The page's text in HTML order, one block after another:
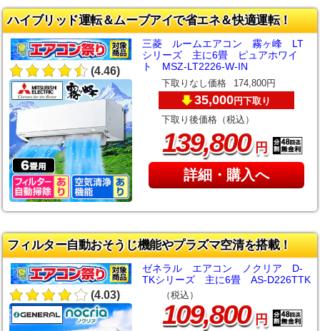
ハイブリッド運転＆ムーブアイで省エネ＆快適運転！
(4.46)
三菱 ルームエアコン 霧ヶ峰 LT
シリーズ 主に6畳 ピュアホワイ
ト MSZ-LT2226-W-IN
下取りなし価格 174,800円
35,000円下取り
下取り後価格（税込）
139,800円
詳細・購入へ
フィルター自動おそうじ機能やプラズマ空清を搭載！
(4.03)
ゼネラル エアコン ノクリア D-
TKシリーズ 主に6畳 AS-D226TTK
（税込）
109,800円